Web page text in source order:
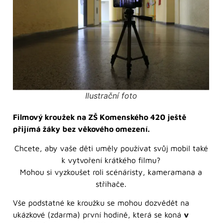
Ilustrační foto
Filmový kroužek na ZŠ Komenského 420 ještě
přijímá žáky bez věkového omezení.
Chcete, aby vaše děti uměly používat svůj mobil také
k vytvoření krátkého filmu?
Mohou si vyzkoušet roli scénáristy, kameramana a
střihače.
Vše podstatné ke kroužku se mohou dozvědět na
ukázkové (zdarma) první hodině, která se koná v